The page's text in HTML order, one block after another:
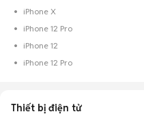
iPhone X
iPhone 12 Pro
iPhone 12
iPhone 12 Pro
Thiết bị điện tử